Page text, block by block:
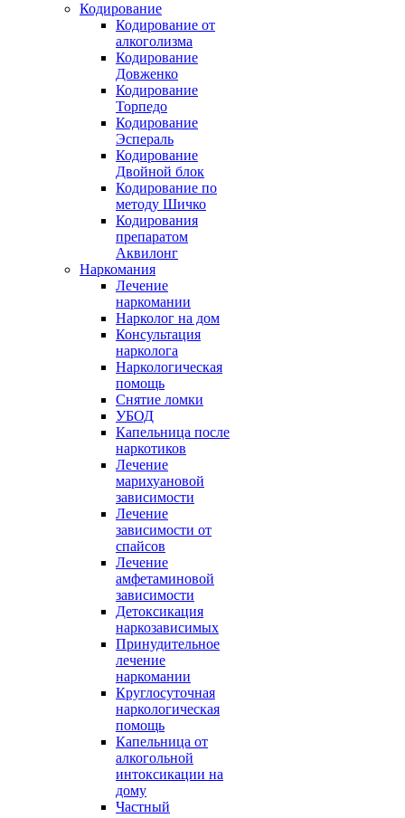
Кодирование
Кодирование от
алкоголизма
Кодирование
Довженко
Кодирование
Торпедо
Кодирование
Эспераль
Кодирование
Двойной блок
Кодирование по
методу Шичко
Кодирования
препаратом
Аквилонг
Наркомания
Лечение
наркомании
Нарколог на дом
Консультация
нарколога
Наркологическая
помощь
Снятие ломки
УБОД
Капельница после
наркотиков
Лечение
марихуановой
зависимости
Лечение
зависимости от
спайсов
Лечение
амфетаминовой
зависимости
Детоксикация
наркозависимых
Принудительное
лечение
наркомании
Круглосуточная
наркологическая
помощь
Капельница от
алкогольной
интоксикации на
дому
Частный